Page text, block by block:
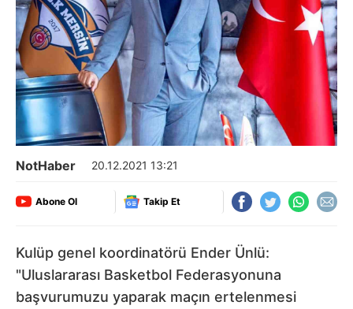
NotHaber 20.12.2021 13:21
Abone Ol Takip Et
Kulüp genel koordinatörü Ender Ünlü:
"Uluslararası Basketbol Federasyonuna
başvurumuzu yaparak maçın ertelenmesi